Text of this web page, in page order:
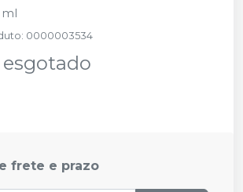
ml
: 0000003534
frete e prazo